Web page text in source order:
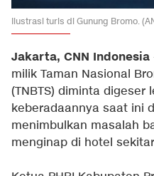
Ilustrasi turis di Gunung Bromo.
Jakarta, CNN Indonesia
milik Taman Nasional
(TNBTS) diminta digeser
keberadaannya saat ini
menimbulkan masalah
menginap di hotel